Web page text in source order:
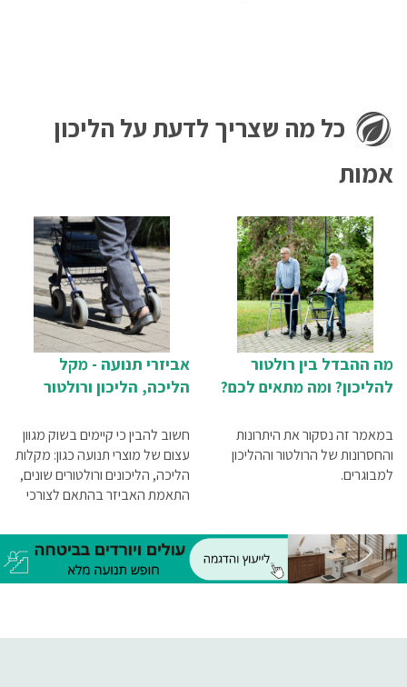
כל מה שצריך לדעת על הליכון
אמות
מה ההבדל בין רולטור
להליכון? ומה מתאים לכם?
במאמר זה נסקור את היתרונות
והחסרונות של הרולטור וההליכון
למבוגרים.
אביזרי תנועה - מקל
הליכה, הליכון ורולטור
חשוב להבין כי קיימים בשוק מגוון
עצום של מוצרי תנועה כגון: מקלות
הליכה, הליכונים ורולטורים שונים,
התאמת האביזר בהתאם לצורכי
מאמר הסבר קצר על כל אחד
מהאביזרים.